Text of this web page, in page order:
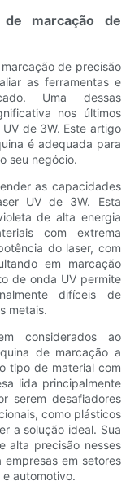
marcação de
de precisão
as ferramentas e
Uma dessas
nos últimos
de 3W. Este artigo
é adequada para
seu negócio.
as capacidades
UV de 3W. Esta
de alta energia
com extrema
do laser, com
em marcação
de onda UV permite
difíceis de
metais.
considerados ao
de marcação a
tipo de material com
lida principalmente
serem desafiadores
como plásticos
a solução ideal. Sua
alta precisão nesses
em setores
automotivo.